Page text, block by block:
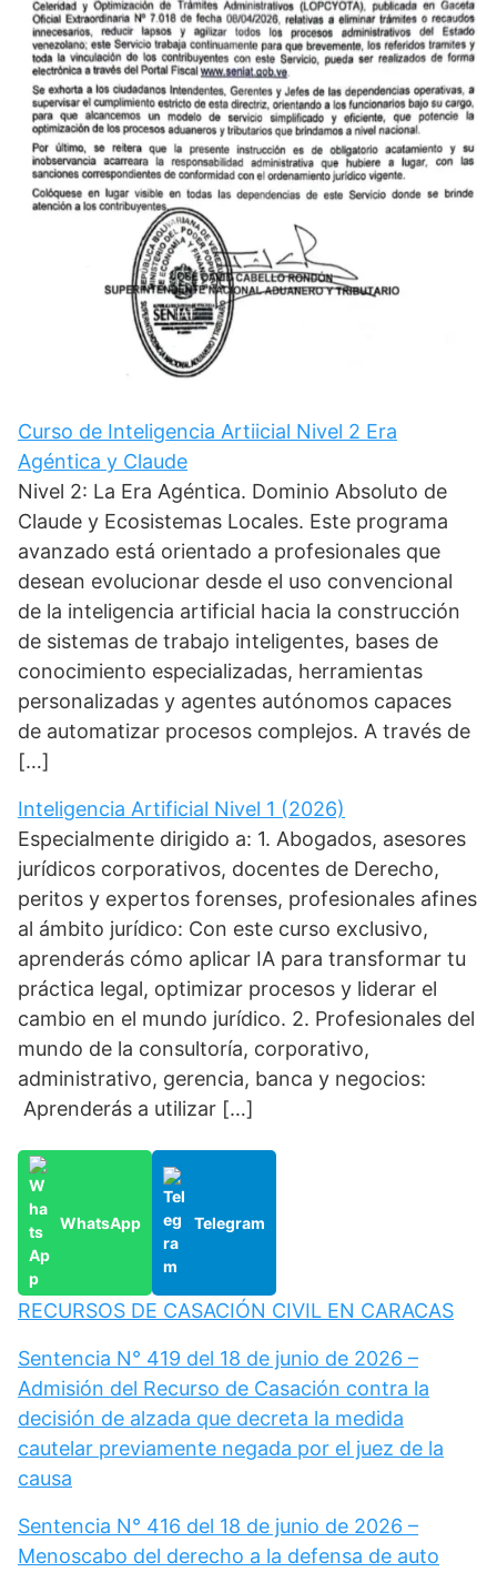
Curso de Inteligencia Artiicial Nivel 2 Era
Agéntica y Claude
Nivel 2: La Era Agéntica. Dominio Absoluto de
Claude y Ecosistemas Locales. Este programa
avanzado está orientado a profesionales que
desean evolucionar desde el uso convencional
de la inteligencia artificial hacia la construcción
de sistemas de trabajo inteligentes, bases de
conocimiento especializadas, herramientas
personalizadas y agentes autónomos capaces
de automatizar procesos complejos. A través de
[…]
Inteligencia Artificial Nivel 1 (2026)
Especialmente dirigido a: 1. Abogados, asesores
jurídicos corporativos, docentes de Derecho,
peritos y expertos forenses, profesionales afines
al ámbito jurídico: Con este curso exclusivo,
aprenderás cómo aplicar IA para transformar tu
práctica legal, optimizar procesos y liderar el
cambio en el mundo jurídico. 2. Profesionales del
mundo de la consultoría, corporativo,
administrativo, gerencia, banca y negocios:
Aprenderás a utilizar […]
WhatsApp Telegram
RECURSOS DE CASACIÓN CIVIL EN CARACAS
Sentencia N° 419 del 18 de junio de 2026 –
Admisión del Recurso de Casación contra la
decisión de alzada que decreta la medida
cautelar previamente negada por el juez de la
causa
Sentencia N° 416 del 18 de junio de 2026 –
Menoscabo del derecho a la defensa de auto